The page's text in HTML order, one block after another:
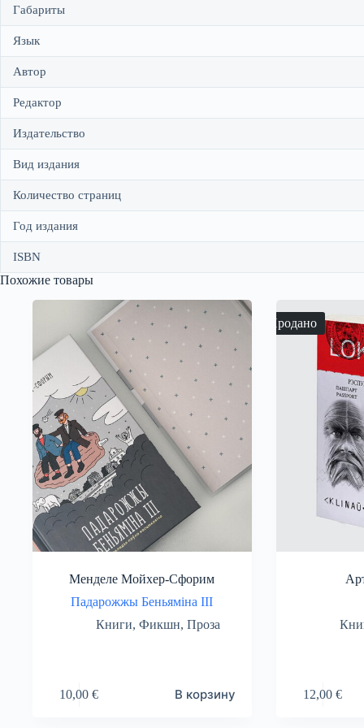
Габариты
Язык
Автор
Редактор
Издательство
Вид издания
Количество страниц
Год издания
ISBN
Похожие товары
Менделе Мойхер-Сфорим
Падарожжы Беньяміна ІІІ
Книги,Фикшн,Проза
10,00€ В корзину
Продано
12,00€